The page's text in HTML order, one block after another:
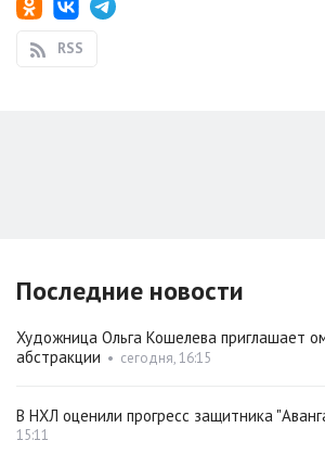
RSS
Последние новости
Художница Ольга Кошелева приглашает
абстракции • сегодня, 16:15
В НХЛ оценили прогресс защитника
15:11